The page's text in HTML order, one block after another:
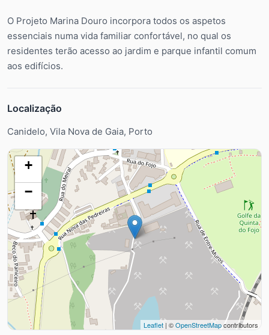
O Projeto Marina Douro incorpora todos os aspetos
essenciais numa vida familiar confortável, no qual os
residentes terão acesso ao jardim e parque infantil comum
aos edifícios.
Localização
Canidelo, Vila Nova de Gaia, Porto
+
−
Leaflet | ©OpenStreetMapcontributors